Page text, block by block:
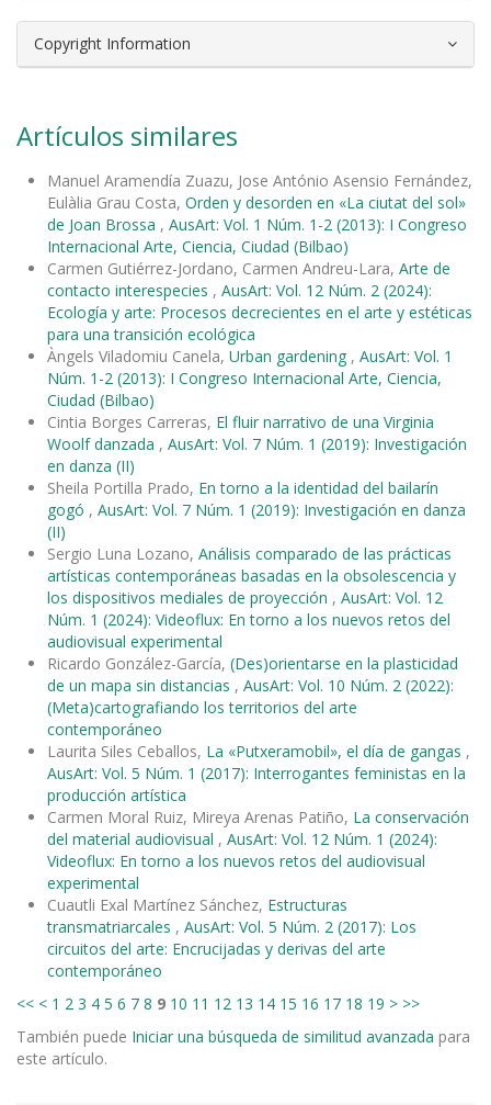
Copyright Information
Artículos similares
Manuel Aramendía Zuazu, Jose António Asensio Fernández,
Eulàlia Grau Costa, Orden y desorden en «La ciutat del sol»
de Joan Brossa , AusArt: Vol. 1 Núm. 1-2 (2013): I Congreso
Internacional Arte, Ciencia, Ciudad (Bilbao)
Carmen Gutiérrez-Jordano, Carmen Andreu-Lara, Arte de
contacto interespecies , AusArt: Vol. 12 Núm. 2 (2024):
Ecología y arte: Procesos decrecientes en el arte y estéticas
para una transición ecológica
Àngels Viladomiu Canela, Urban gardening , AusArt: Vol. 1
Núm. 1-2 (2013): I Congreso Internacional Arte, Ciencia,
Ciudad (Bilbao)
Cintia Borges Carreras, El fluir narrativo de una Virginia
Woolf danzada , AusArt: Vol. 7 Núm. 1 (2019): Investigación
en danza (II)
Sheila Portilla Prado, En torno a la identidad del bailarín
gogó , AusArt: Vol. 7 Núm. 1 (2019): Investigación en danza
(II)
Sergio Luna Lozano, Análisis comparado de las prácticas
artísticas contemporáneas basadas en la obsolescencia y
los dispositivos mediales de proyección , AusArt: Vol. 12
Núm. 1 (2024): Videoflux: En torno a los nuevos retos del
audiovisual experimental
Ricardo González-García, (Des)orientarse en la plasticidad
de un mapa sin distancias , AusArt: Vol. 10 Núm. 2 (2022):
(Meta)cartografiando los territorios del arte
contemporáneo
Laurita Siles Ceballos, La «Putxeramobil», el día de gangas ,
AusArt: Vol. 5 Núm. 1 (2017): Interrogantes feministas en la
producción artística
Carmen Moral Ruiz, Mireya Arenas Patiño, La conservación
del material audiovisual , AusArt: Vol. 12 Núm. 1 (2024):
Videoflux: En torno a los nuevos retos del audiovisual
experimental
Cuautli Exal Martínez Sánchez, Estructuras
transmatriarcales , AusArt: Vol. 5 Núm. 2 (2017): Los
circuitos del arte: Encrucijadas y derivas del arte
contemporáneo
<< < 1 2 3 4 5 6 7 8 9 10 11 12 13 14 15 16 17 18 19 > >>
También puede Iniciar una búsqueda de similitud avanzada para
este artículo.